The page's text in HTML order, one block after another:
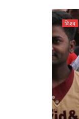
विश्व